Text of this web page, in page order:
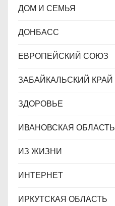
ДОМ И СЕМЬЯ
ДОНБАСС
ЕВРОПЕЙСКИЙ СОЮЗ
ЗАБАЙКАЛЬСКИЙ КРАЙ
ЗДОРОВЬЕ
ИВАНОВСКАЯ ОБЛАСТЬ
ИЗ ЖИЗНИ
ИНТЕРНЕТ
ИРКУТСКАЯ ОБЛАСТЬ